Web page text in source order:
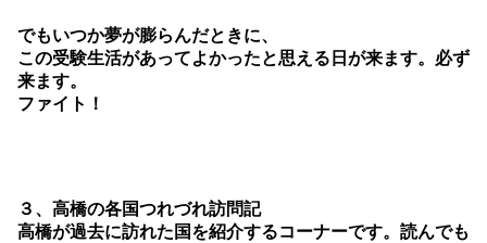
でもいつか夢が膨らんだときに、
この受験生活があってよかったと思える日が来ます。必ず
来ます。
ファイト！
３、高橋の各国つれづれ訪問記
高橋が過去に訪れた国を紹介するコーナーです。読んでも